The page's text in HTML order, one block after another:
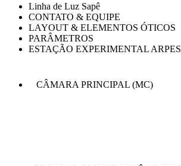
Linha de Luz Sapê
CONTATO & EQUIPE
LAYOUT & ELEMENTOS ÓTICOS
PARÂMETROS
ESTAÇÃO EXPERIMENTAL ARPES
CÂMARA PRINCIPAL (MC)